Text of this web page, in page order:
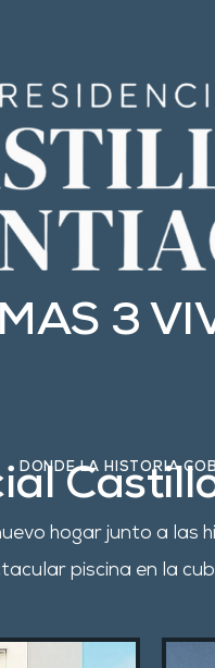
3
DONDE LA HISTORIA
hogar junto a las
piscina en la